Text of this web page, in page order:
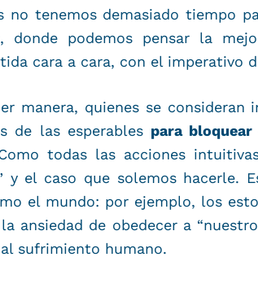
no tenemos demasiado tiempo
donde podemos pensar la
cara a cara, con el imperativo
manera, quienes se
de las esperables para
todas las acciones
y el caso que solemos hacerle.
el mundo: por ejemplo, los
ansiedad de obedecer a
sufrimiento humano.